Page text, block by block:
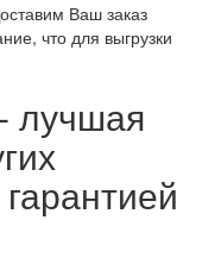
Ваш заказ
что для выгрузки
лучшая